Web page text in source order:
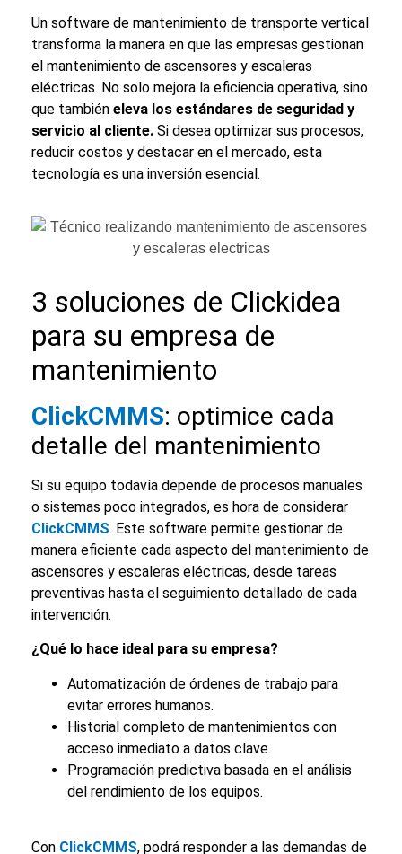
Un software de mantenimiento de transporte vertical
transforma la manera en que las empresas gestionan
el mantenimiento de ascensores y escaleras
eléctricas. No solo mejora la eficiencia operativa, sino
que también eleva los estándares de seguridad y
servicio al cliente. Si desea optimizar sus procesos,
reducir costos y destacar en el mercado, esta
tecnología es una inversión esencial.
3 soluciones de Clickidea
para su empresa de
mantenimiento
ClickCMMS: optimice cada
detalle del mantenimiento
Si su equipo todavía depende de procesos manuales
o sistemas poco integrados, es hora de considerar
ClickCMMS. Este software permite gestionar de
manera eficiente cada aspecto del mantenimiento de
ascensores y escaleras eléctricas, desde tareas
preventivas hasta el seguimiento detallado de cada
intervención.
¿Qué lo hace ideal para su empresa?
Automatización de órdenes de trabajo para
evitar errores humanos.
Historial completo de mantenimientos con
acceso inmediato a datos clave.
Programación predictiva basada en el análisis
del rendimiento de los equipos.
Con ClickCMMS, podrá responder a las demandas de